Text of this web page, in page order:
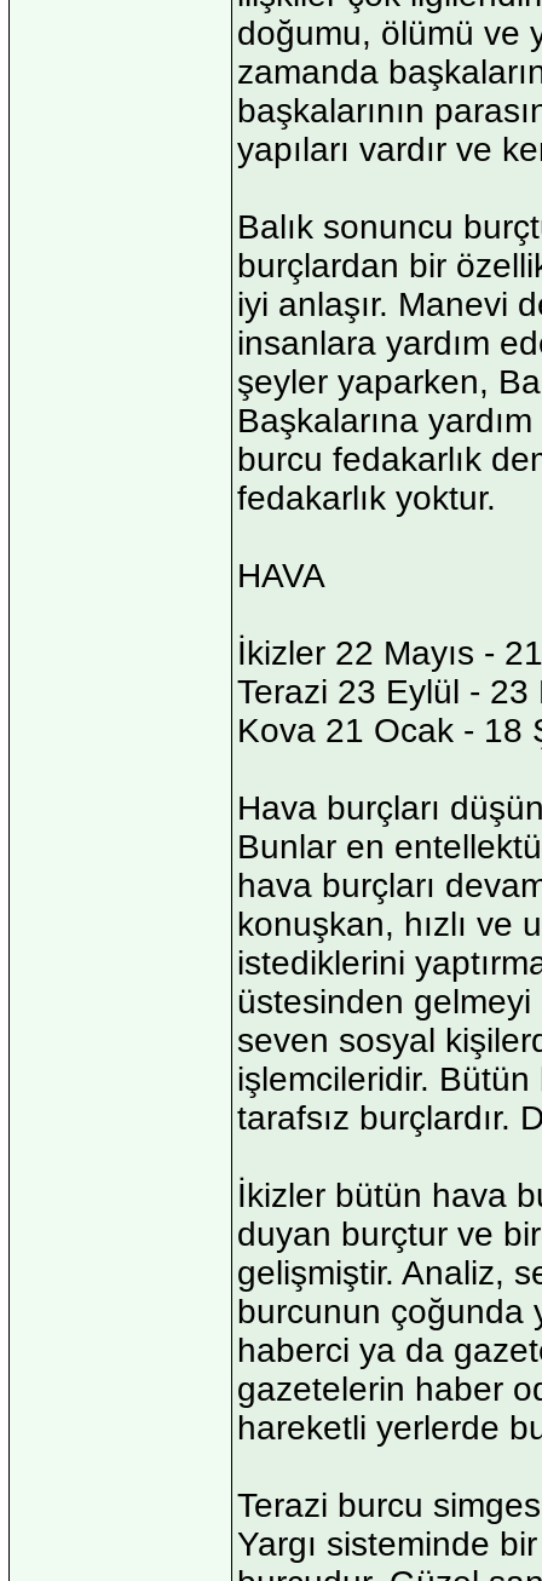
doğumu, ölümü ve
zamanda
başkalarının
yapıları vardır ve
Balık sonuncu
burçlardan bir
iyi anlaşır. Manevi
insanlara yardım
şeyler yaparken,
Başkalarına
burcu fedakarlık
fedakarlık yoktur.
HAVA
İkizler 22 Mayıs -
Terazi 23 Eylül - 23
Kova 21 Ocak - 18
Hava burçları
Bunlar en
hava burçları
konuşkan, hızlı ve
istediklerini
üstesinden gelmeyi
seven sosyal
işlemcileridir.
tarafsız burçlardır.
İkizler bütün hava
duyan burçtur ve
gelişmiştir. Analiz,
burcunun çoğunda
haberci ya da
gazetelerin haber
hareketli yerlerde
Terazi burcu
Yargı sisteminde